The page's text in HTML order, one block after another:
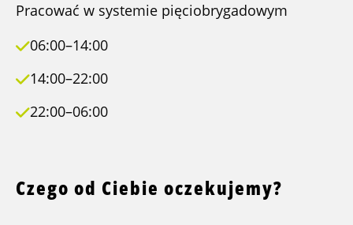
Pracować w systemie pięciobrygadowym
06:00–14:00
14:00–22:00
22:00–06:00
Czego od Ciebie oczekujemy?